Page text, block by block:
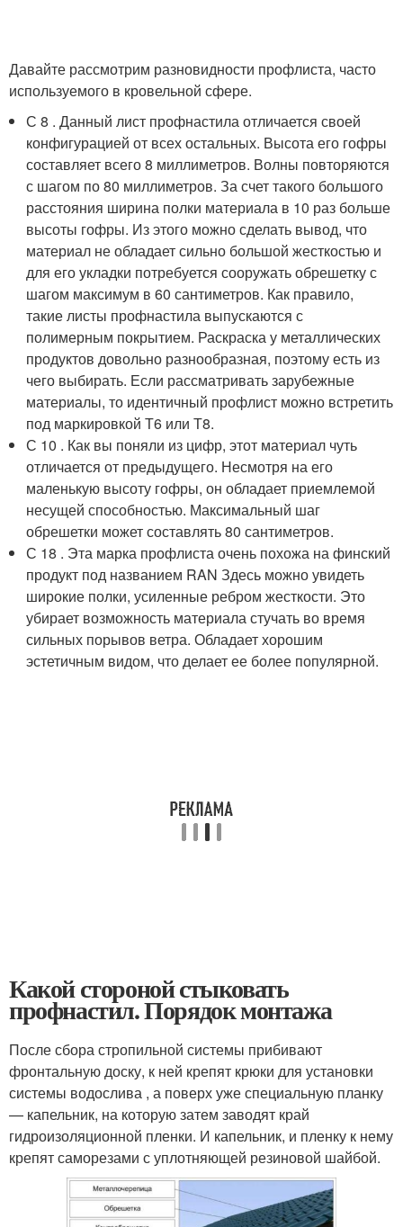
Давайте рассмотрим разновидности профлиста, часто
используемого в кровельной сфере.
С 8 . Данный лист профнастила отличается своей
конфигурацией от всех остальных. Высота его гофры
составляет всего 8 миллиметров. Волны повторяются
с шагом по 80 миллиметров. За счет такого большого
расстояния ширина полки материала в 10 раз больше
высоты гофры. Из этого можно сделать вывод, что
материал не обладает сильно большой жесткостью и
для его укладки потребуется сооружать обрешетку с
шагом максимум в 60 сантиметров. Как правило,
такие листы профнастила выпускаются с
полимерным покрытием. Раскраска у металлических
продуктов довольно разнообразная, поэтому есть из
чего выбирать. Если рассматривать зарубежные
материалы, то идентичный профлист можно встретить
под маркировкой Т6 или Т8.
С 10 . Как вы поняли из цифр, этот материал чуть
отличается от предыдущего. Несмотря на его
маленькую высоту гофры, он обладает приемлемой
несущей способностью. Максимальный шаг
обрешетки может составлять 80 сантиметров.
С 18 . Эта марка профлиста очень похожа на финский
продукт под названием RAN Здесь можно увидеть
широкие полки, усиленные ребром жесткости. Это
убирает возможность материала стучать во время
сильных порывов ветра. Обладает хорошим
эстетичным видом, что делает ее более популярной.
Какой стороной стыковать
профнастил. Порядок монтажа
После сбора стропильной системы прибивают
фронтальную доску, к ней крепят крюки для установки
системы водослива , а поверх уже специальную планку
— капельник, на которую затем заводят край
гидроизоляционной пленки. И капельник, и пленку к нему
крепят саморезами с уплотняющей резиновой шайбой.